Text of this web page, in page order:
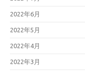
2022年6月
2022年5月
2022年4月
2022年3月